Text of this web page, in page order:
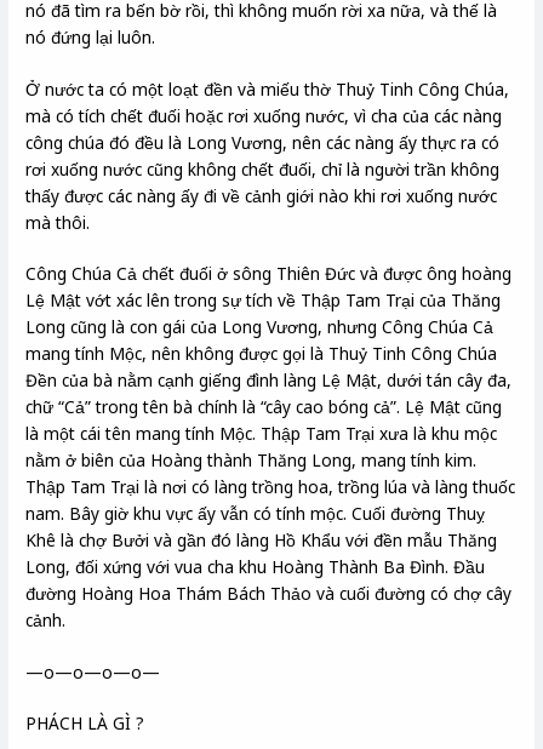
nó đã tìm ra bến bờ rồi, thì không muốn rời xa nữa, và thế là
nó đứng lại luôn.
Ở nước ta có một loạt đền và miếu thờ Thuỷ Tinh Công Chúa,
mà có tích chết đuối hoặc rơi xuống nước, vì cha của các nàng
công chúa đó đều là Long Vương, nên các nàng ấy thực ra có
rơi xuống nước cũng không chết đuối, chỉ là người trần không
thấy được các nàng ấy đi về cảnh giới nào khi rơi xuống nước
mà thôi.
Công Chúa Cả chết đuối ở sông Thiên Đức và được ông hoàng
Lệ Mật vớt xác lên trong sự tích về Thập Tam Trại của Thăng
Long cũng là con gái của Long Vương, nhưng Công Chúa Cả
mang tính Mộc, nên không được gọi là Thuỷ Tinh Công Chúa
Đền của bà nằm cạnh giếng đình làng Lệ Mật, dưới tán cây đa,
chữ “Cả” trong tên bà chính là “cây cao bóng cả”. Lệ Mật cũng
là một cái tên mang tính Mộc. Thập Tam Trại xưa là khu mộc
nằm ở biên của Hoàng thành Thăng Long, mang tính kim.
Thập Tam Trại là nơi có làng trồng hoa, trồng lúa và làng thuốc
nam. Bây giờ khu vực ấy vẫn có tính mộc. Cuối đường Thuỵ
Khê là chợ Bưởi và gần đó làng Hồ Khẩu với đền mẫu Thăng
Long, đối xứng với vua cha khu Hoàng Thành Ba Đình. Đầu
đường Hoàng Hoa Thám Bách Thảo và cuối đường có chợ cây
cảnh.
—o—o—o—o—
PHÁCH LÀ GÌ ?